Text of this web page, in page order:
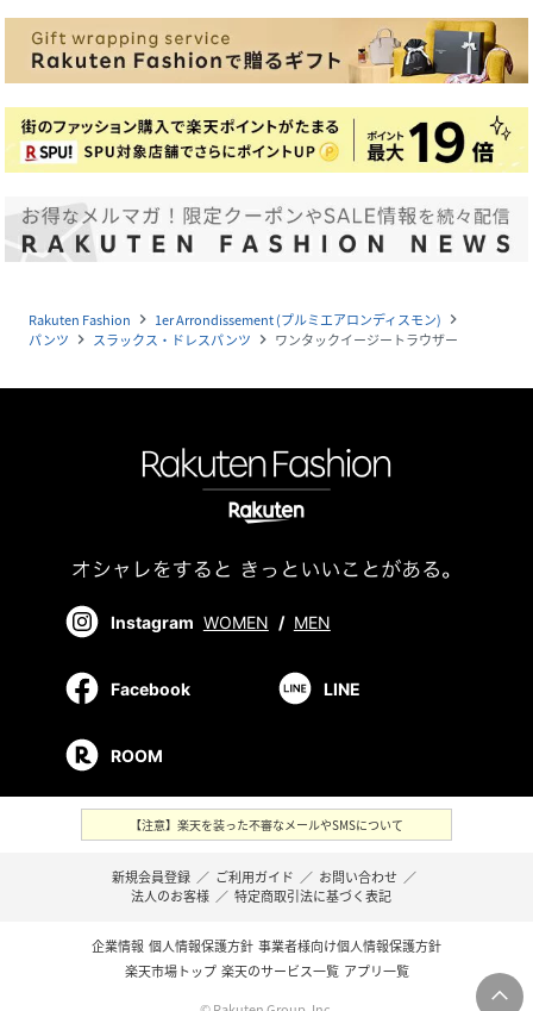
Rakuten Fashion navigate_next 1er Arrondissement (プルミエアロンディスモン) navigate_next
パンツ navigate_next スラックス・ドレスパンツ navigate_next ワンタックイージートラウザー
Instagram WOMEN / MEN
Facebook LINE
ROOM
【注意】楽天を装った不審なメールやSMSについて
新規会員登録 ／ ご利用ガイド ／ お問い合わせ ／
法人のお客様 ／ 特定商取引法に基づく表記
企業情報 個人情報保護方針 事業者様向け個人情報保護方針
楽天市場トップ 楽天のサービス一覧 アプリ一覧